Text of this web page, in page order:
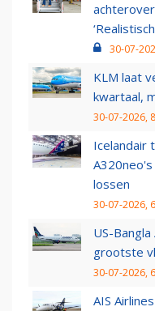
30-07-
KLM laat
kwartaal,
30-07-2026,
Icelandair
lossen
30-07-2026,
US-
grootste
30-07-2026,
AIS